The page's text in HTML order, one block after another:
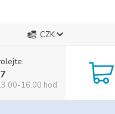
CZK
16.00 hod